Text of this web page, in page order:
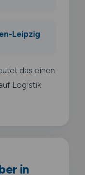
Leipzig
das einen
Logistik
in